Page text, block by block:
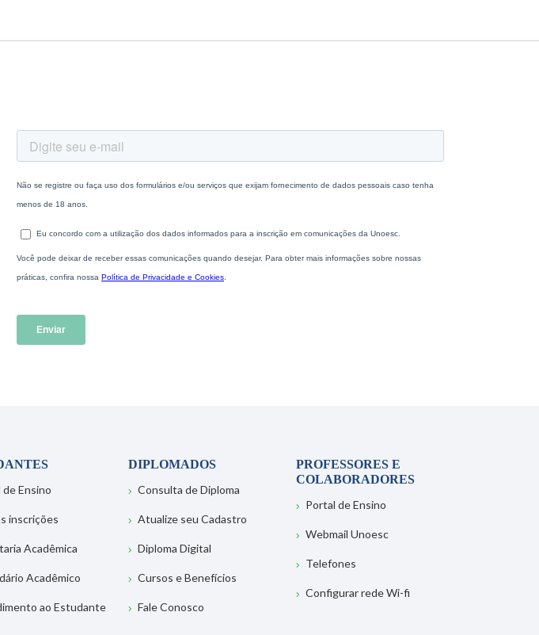
de Ensino
inscrições
Acadêmica
Acadêmico
ao Estudante
DIPLOMADOS
Consulta de Diploma
Atualize seu Cadastro
Diploma Digital
Cursos e Benefícios
Fale Conosco
PROFESSORES E
COLABORADORES
Portal de Ensino
Webmail Unoesc
Telefones
Configurar rede Wi-fi